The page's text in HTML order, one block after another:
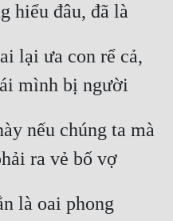
hiểu đâu, đã là
lại ưa con rể cả,
mình bị người
nếu chúng ta mà
ra vẻ bố vợ
là oai phong